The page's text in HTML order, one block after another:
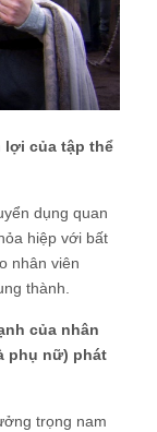
lợi của tập thể
dụng quan
hiệp với bất
nhân viên
thành.
của nhân
phụ nữ) phát
trọng nam